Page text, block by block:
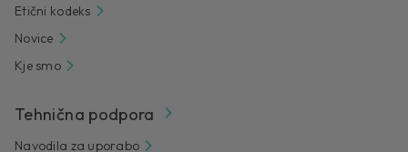
Etični kodeks
Novice
Kje smo
Tehnična podpora
Navodila za uporabo